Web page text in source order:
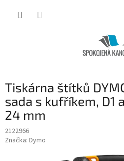
Tiskárna štítků
sada s kufříkem, D1
24 mm
2122966
Značka: Dymo